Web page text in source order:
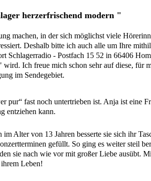
herzerfrischend modern "
machen, in der sich möglichst viele
Deshalb bitte ich auch alle um Ihre
Schlagerradio - Postfach 15 52 in 66406
Ich freue mich schon sehr auf diese, für
im Sendegebiet.
pur“ fast noch untertrieben ist. Anja ist eine
entziehen kann.
Alter von 13 Jahren besserte sie sich ihr
gefüllt. So ging es weiter steil
sie nach wie vor mit großer Liebe ausübt.
Leben!